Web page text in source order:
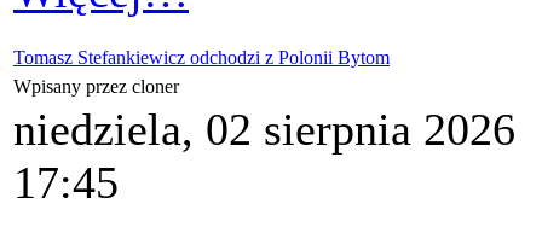
Tomasz Stefankiewicz odchodzi z Polonii Bytom
Wpisany przez cloner
niedziela, 02 sierpnia 2026
17:45